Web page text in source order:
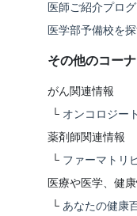
医師ご紹介プロ
医学部予備校を
その他のコー
がん関連情報
└ オンコロジー
薬剤師関連情報
└ ファーマトリ
医療や医学、健
└ あなたの健康